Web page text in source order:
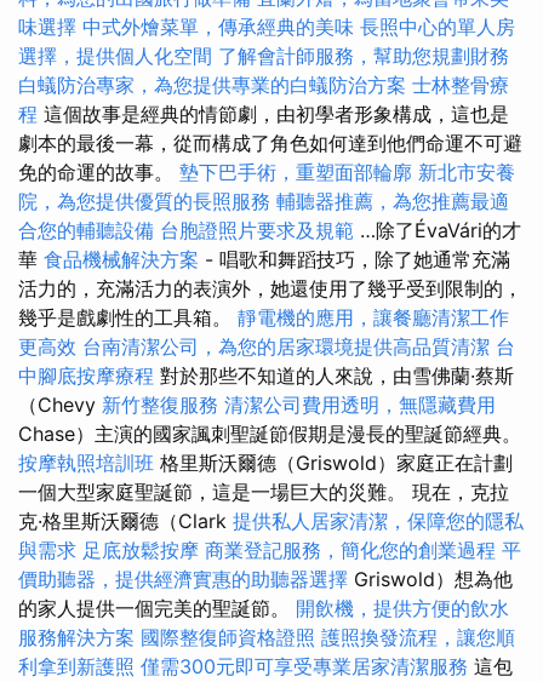
味選擇 中式外燴菜單，傳承經典的美味 長照中心的單人房
選擇，提供個人化空間 了解會計師服務，幫助您規劃財務
白蟻防治專家，為您提供專業的白蟻防治方案 士林整骨療
程 這個故事是經典的情節劇，由初學者形象構成，這也是
劇本的最後一幕，從而構成了角色如何達到他們命運不可避
免的命運的故事。 墊下巴手術，重塑面部輪廓 新北市安養
院，為您提供優質的長照服務 輔聽器推薦，為您推薦最適
合您的輔聽設備 台胞證照片要求及規範 …除了ÉvaVári的才
華 食品機械解決方案 - 唱歌和舞蹈技巧，除了她通常充滿
活力的，充滿活力的表演外，她還使用了幾乎受到限制的，
幾乎是戲劇性的工具箱。 靜電機的應用，讓餐廳清潔工作
更高效 台南清潔公司，為您的居家環境提供高品質清潔 台
中腳底按摩療程 對於那些不知道的人來說，由雪佛蘭·蔡斯
（Chevy 新竹整復服務 清潔公司費用透明，無隱藏費用
Chase）主演的國家諷刺聖誕節假期是漫長的聖誕節經典。
按摩執照培訓班 格里斯沃爾德（Griswold）家庭正在計劃
一個大型家庭聖誕節，這是一場巨大的災難。 現在，克拉
克·格里斯沃爾德（Clark 提供私人居家清潔，保障您的隱私
與需求 足底放鬆按摩 商業登記服務，簡化您的創業過程 平
價助聽器，提供經濟實惠的助聽器選擇 Griswold）想為他
的家人提供一個完美的聖誕節。 開飲機，提供方便的飲水
服務解決方案 國際整復師資格證照 護照換發流程，讓您順
利拿到新護照 僅需300元即可享受專業居家清潔服務 這包